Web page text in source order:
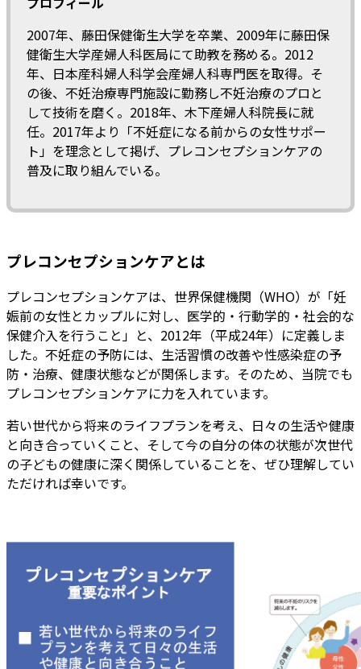
2007年、藤田保健衛生大学を卒業、2009年に藤田保
健衛生大学産婦人科医局にて助教を務める。2012
年、日本産科婦人科学会産婦人科専門医を取得。そ
の後、不妊治療専門施設に勤務し不妊治療のプロと
して技術を磨く。2018年、木下産婦人科院長に就
任。2017年より「不妊症になる前からの女性サポー
ト」を理念として掲げ、プレコンセプションケアの
普及に取り組んでいる。
プレコンセプションケアとは
プレコンセプションケアは、世界保健機関（WHO）が「妊
娠前の女性とカップルに対し、医学的・行動学的・社会的な
保健介入を行うこと」と、2012年（平成24年）に定義しま
した。不妊症の予防には、生活習慣の改善や性感染症の予
防・治療、健康状態などが関係します。そのため、当院でも
プレコンセプションケアに力を入れています。
若い世代から将来のライフプランを考え、日々の生活や健康
と向き合っていくこと、そして今の自分の体の状態が次世代
の子どもの健康に深く関係していることを、ぜひ理解してい
ただければ幸いです。